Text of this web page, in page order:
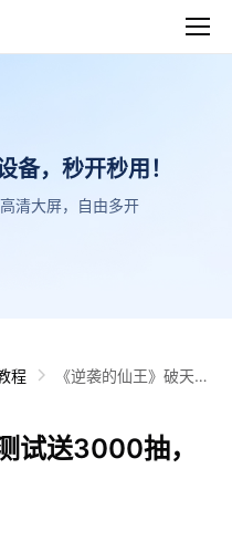
备，秒开秒用！
清大屏，自由多开
程
《逆袭的仙王》破天测
试送3000抽，